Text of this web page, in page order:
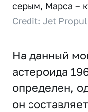
серым, Марса –
Credit: Jet
На данный
астероида
определен,
он